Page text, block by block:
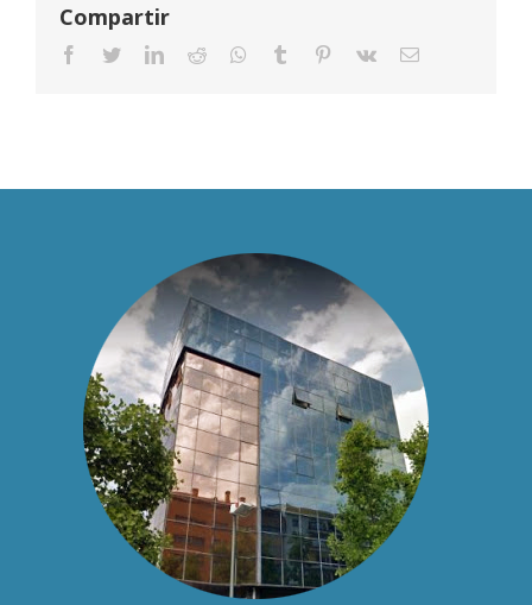
Compartir
Facebook
TwitterLinkedIn
Reddit Whatsapp
Tumblr Pinterest
Vk Email